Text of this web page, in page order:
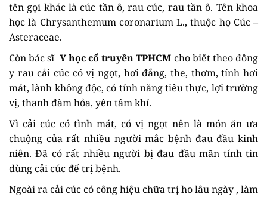
tên gọi khác là cúc tần ô, rau cúc, rau tần ô. Tên khoa
học là Chrysanthemum coronarium L., thuộc họ Cúc –
Asteraceae.
Còn bác sĩ Y học cổ truyền TPHCM cho biết theo đông
y rau cải cúc có vị ngọt, hơi đắng, the, thơm, tính hơi
mát, lành không độc, có tính năng tiêu thực, lợi trường
vị, thanh đàm hỏa, yên tâm khí.
Vì cải cúc có tình mát, có vị ngọt nên là món ăn ưa
chuộng của rất nhiều người mắc bệnh đau đầu kinh
niên. Đã có rất nhiều người bị đau đầu mãn tính tin
dùng cải cúc để trị bệnh.
Ngoài ra cải cúc có công hiệu chữa trị ho lâu ngày , làm